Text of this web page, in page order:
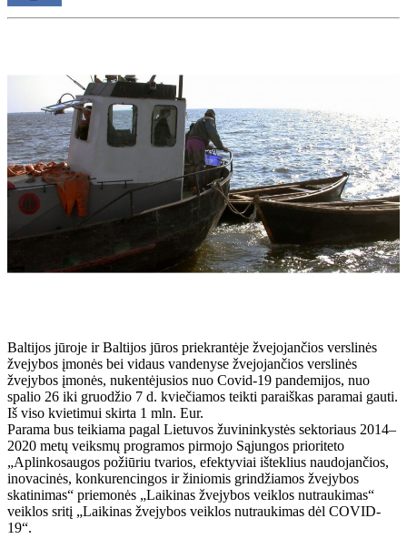
Baltijos jūroje ir Baltijos jūros priekrantėje žvejojančios verslinės
žvejybos įmonės bei vidaus vandenyse žvejojančios verslinės
žvejybos įmonės, nukentėjusios nuo Covid-19 pandemijos, nuo
spalio 26 iki gruodžio 7 d. kviečiamos teikti paraiškas paramai gauti.
Iš viso kvietimui skirta 1 mln. Eur.
Parama bus teikiama pagal Lietuvos žuvininkystės sektoriaus 2014–
2020 metų veiksmų programos pirmojo Sąjungos prioriteto
„Aplinkosaugos požiūriu tvarios, efektyviai išteklius naudojančios,
inovacinės, konkurencingos ir žiniomis grindžiamos žvejybos
skatinimas“ priemonės „Laikinas žvejybos veiklos nutraukimas“
veiklos sritį „Laikinas žvejybos veiklos nutraukimas dėl COVID-
19“.